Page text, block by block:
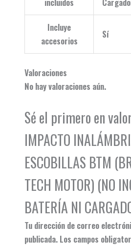
Incluye
accesorios
Sí
Valoraciones
No hay valoraciones aún.
Sé el primero en
IMPACTO
ESCOBILLAS BTM
TECH MOTOR) (NO
BATERÍA NI
Tu dirección de correo
publicada. Los campos